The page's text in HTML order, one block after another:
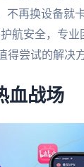
不再换设备就
航安全，专
得尝试的解决方
血战场